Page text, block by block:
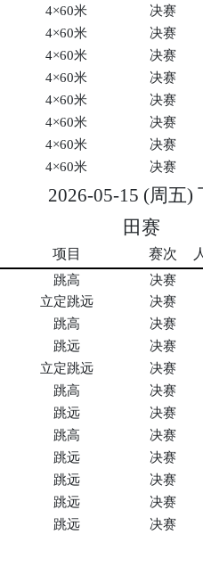
4×60米
决赛
4×60米
决赛
4×60米
决赛
4×60米
决赛
4×60米
决赛
4×60米
决赛
4×60米
决赛
4×60米 决赛
2026-05-15 (周五)
田赛
项目 赛次
跳高
决赛
立定跳远
决赛
跳高
决赛
跳远
决赛
立定跳远
决赛
跳高
决赛
跳远
决赛
跳高
决赛
跳远
决赛
跳远
决赛
跳远
决赛
跳远 决赛